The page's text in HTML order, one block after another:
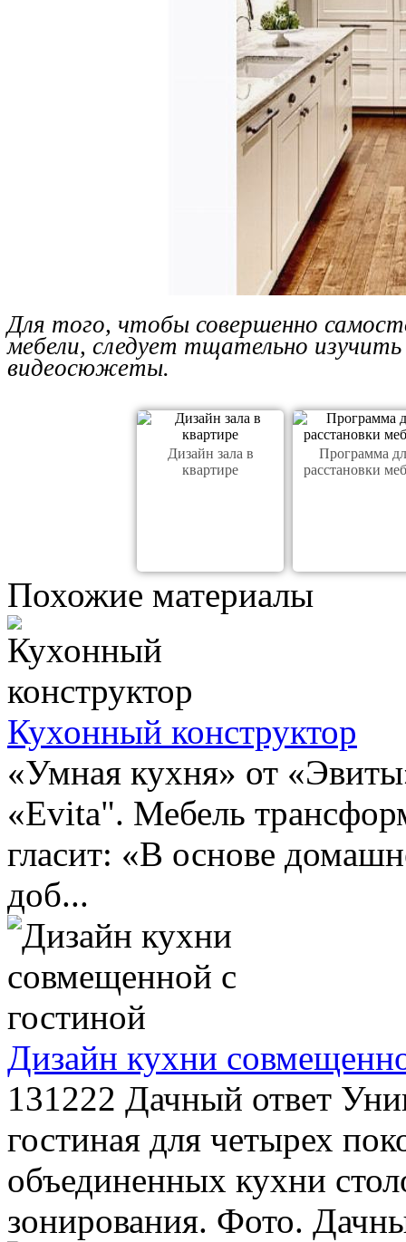
Для того, чтобы совершенно
мебели, следует тщательно
видеосюжеты.
Дизайн зала в
квартире
Программа
расстановки
Похожие материалы
Кухонный конструктор
«Умная кухня» от
«Evita". Мебель
гласит: «В основе
доб...
Дизайн кухни
131222 Дачный ответ
гостиная для четырех
объединенных кухни
зонирования. Фото.